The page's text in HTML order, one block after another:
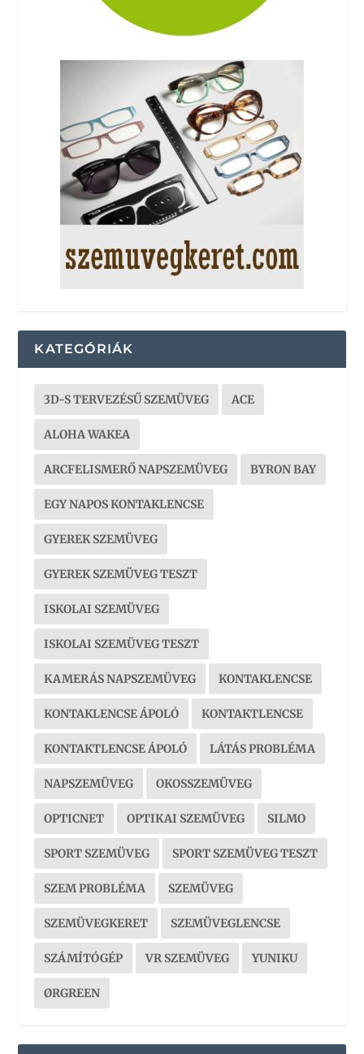
KATEGÓRIÁK
3D-S TERVEZÉSŰ SZEMÜVEG ACE
ALOHA WAKEA
ARCFELISMERŐ NAPSZEMÜVEG BYRON BAY
EGY NAPOS KONTAKLENCSE
GYEREK SZEMÜVEG
GYEREK SZEMÜVEG TESZT
ISKOLAI SZEMÜVEG
ISKOLAI SZEMÜVEG TESZT
KAMERÁS NAPSZEMÜVEG KONTAKLENCSE
KONTAKLENCSE ÁPOLÓ KONTAKTLENCSE
KONTAKTLENCSE ÁPOLÓ LÁTÁS PROBLÉMA
NAPSZEMÜVEG OKOSSZEMÜVEG
OPTICNET OPTIKAI SZEMÜVEG SILMO
SPORT SZEMÜVEG SPORT SZEMÜVEG TESZT
SZEM PROBLÉMA SZEMÜVEG
SZEMÜVEGKERET SZEMÜVEGLENCSE
SZÁMÍTÓGÉP VR SZEMÜVEG YUNIKU
ØRGREEN